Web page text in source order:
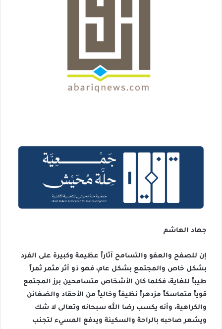
جهاد الهاشم
إن للصفح والعفو والتسامح آثاراً عظيمة وكبيرة على الفرد
بشكل خاص والمجتمع بشكل عام، فهو ذو أثر مثمر ثمراً
طيباً للغاية، فكلما كان الأشخاص متسامحين برز المجتمع
قوياً متماسكاً مزدهراً نظيفاً وخالياً من الأحقاد والضغائن
والكراهية، وأنه يكسب رضا اللّٰه سبحانه وتعالى لا شك
ويشعر صاحبه بالراحة والسكينة ويدفع المسيء لتجنب